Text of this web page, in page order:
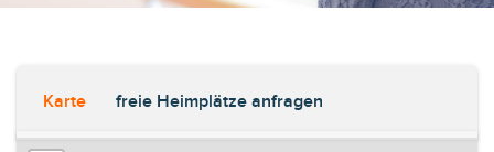
Karte freie Heimplätze anfragen